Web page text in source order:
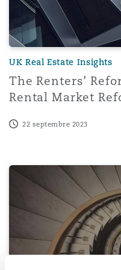
Francisco
(D. C.)
2 New
UK Real Estate Insights
The Renters’
Rental Market
22 septembre 2023
The Renters’ (Reform)